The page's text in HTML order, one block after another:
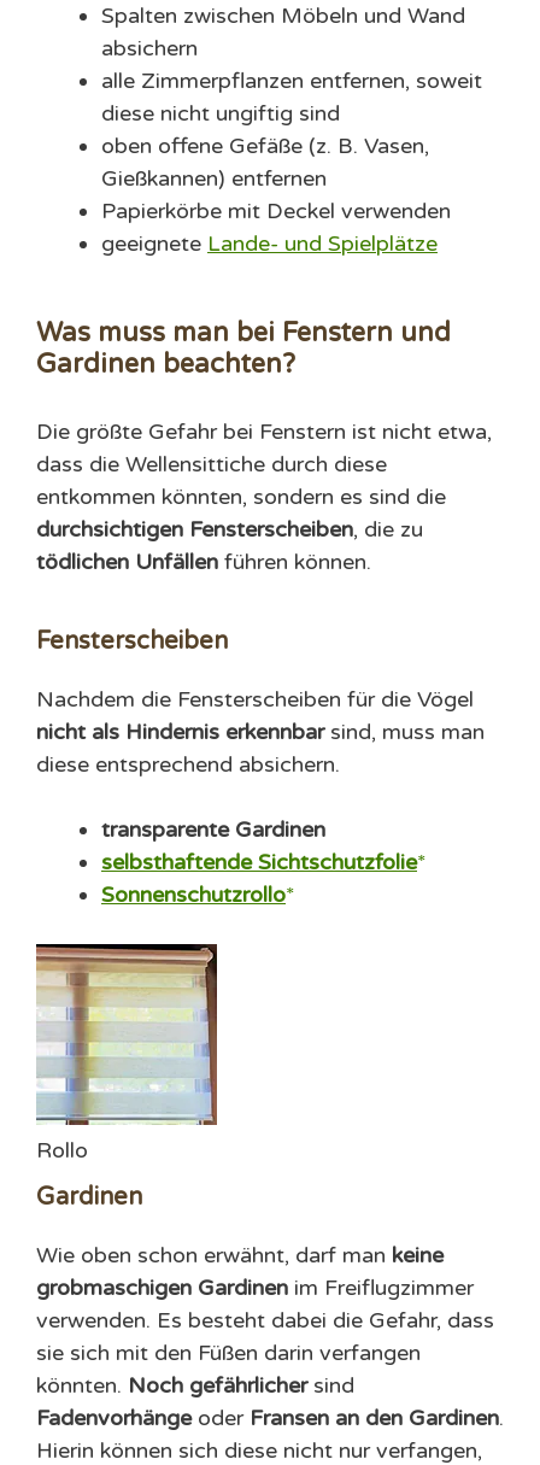
Spalten zwischen Möbeln und Wand
absichern
alle Zimmerpflanzen entfernen, soweit
diese nicht ungiftig sind
oben offene Gefäße (z. B. Vasen,
Gießkannen) entfernen
Papierkörbe mit Deckel verwenden
geeignete Lande- und Spielplätze
Was muss man bei Fenstern und
Gardinen beachten?
Die größte Gefahr bei Fenstern ist nicht etwa,
dass die Wellensittiche durch diese
entkommen könnten, sondern es sind die
durchsichtigen Fensterscheiben, die zu
tödlichen Unfällen führen können.
Fensterscheiben
Nachdem die Fensterscheiben für die Vögel
nicht als Hindernis erkennbar sind, muss man
diese entsprechend absichern.
transparente Gardinen
selbsthaftende Sichtschutzfolie
Sonnenschutzrollo
Rollo
Gardinen
Wie oben schon erwähnt, darf man keine
grobmaschigen Gardinen im Freiflugzimmer
verwenden. Es besteht dabei die Gefahr, dass
sie sich mit den Füßen darin verfangen
könnten. Noch gefährlicher sind
Fadenvorhängeoder Fransen an den Gardinen.
Hierin können sich diese nicht nur verfangen,